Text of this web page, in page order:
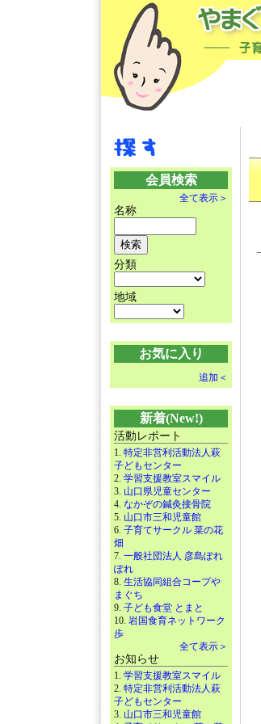
会員検索
全て表示＞
名称
分類
地域
お気に入り
追加＜
新着(New!)
活動レポート
1. 特定非営利活動法人萩
子どもセンター
2. 学習支援教室スマイル
3. 山口県児童センター
4. なかぞの鍼灸接骨院
5. 山口市三和児童館
6. 子育てサークル 菜の花
畑
7. 一般社団法人 彦島ぽれ
ぽれ
8. 生活協同組合コープや
まぐち
9. 子ども食堂 とまと
10. 岩国食育ネットワーク
歩
全て表示＞
お知らせ
1. 学習支援教室スマイル
2. 特定非営利活動法人萩
子どもセンター
3. 山口市三和児童館